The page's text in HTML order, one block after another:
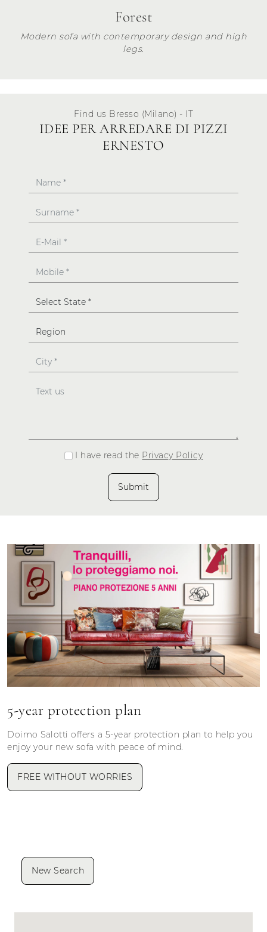
Forest
Modern sofa with contemporary design and high
legs.
Find us Bresso (Milano) - IT
IDEE PER ARREDARE DI PIZZI
ERNESTO
I have read the Privacy Policy
Submit
5-year protection plan
Doimo Salotti offers a 5-year protection plan to help you
enjoy your new sofa with peace of mind.
FREE WITHOUT WORRIES
New Search